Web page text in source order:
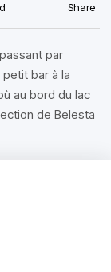
Share
par
bar à la
au bord du lac
de Belesta